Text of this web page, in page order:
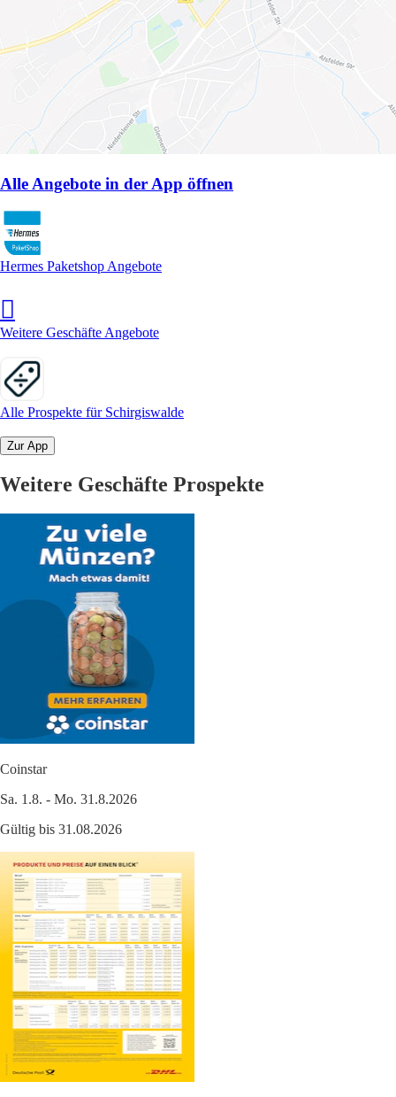
Alle Angebote in der App öffnen
Hermes Paketshop Angebote
Weitere Geschäfte Angebote
Alle Prospekte für Schirgiswalde
Zur App
Weitere Geschäfte Prospekte
Coinstar
Sa. 1.8. - Mo. 31.8.2026
Gültig bis 31.08.2026